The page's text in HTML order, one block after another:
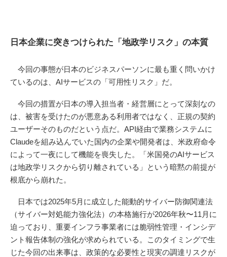
日本企業に突きつけられた「地政学リスク」の本質
今回の事態が日本のビジネスパーソンに最も重く問いかけ
ているのは、AIサービスの「可用性リスク」だ。
今回の措置が日本の導入担当者・経営層にとって深刻なの
は、被害を受けたのが悪意ある利用者ではなく、正規の契約
ユーザーそのものだという点だ。API経由で業務システムに
Claudeを組み込んでいた国内の企業や開発者は、米政府命令
によって一夜にして機能を喪失した。「米国発のAIサービス
は地政学リスクから切り離されている」という暗黙の前提が
根底から崩れた。
日本では2025年5月に成立した能動的サイバー防御関連法
（サイバー対処能力強化法）の本格施行が2026年秋〜11月に
迫っており、重要インフラ事業者には脆弱性管理・インシデ
ント報告体制の強化が求められている。このタイミングで生
じた今回の出来事は、政策的な必要性と現実の調達リスクが